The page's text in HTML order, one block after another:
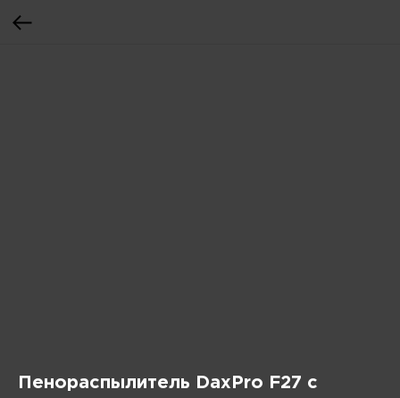
Пенораспылитель DaxPro F27 с